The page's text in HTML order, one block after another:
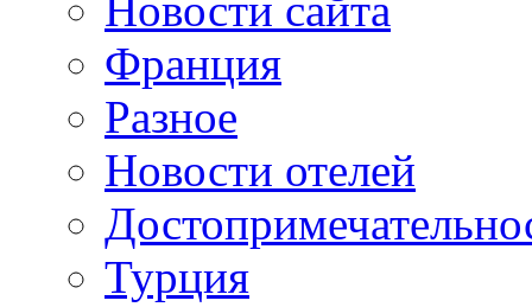
Франция
Разное
Новости отелей
Турция